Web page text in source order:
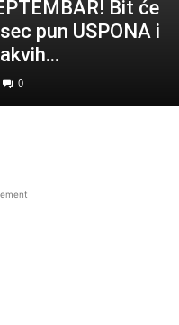
Bit će
pun USPONA i
0